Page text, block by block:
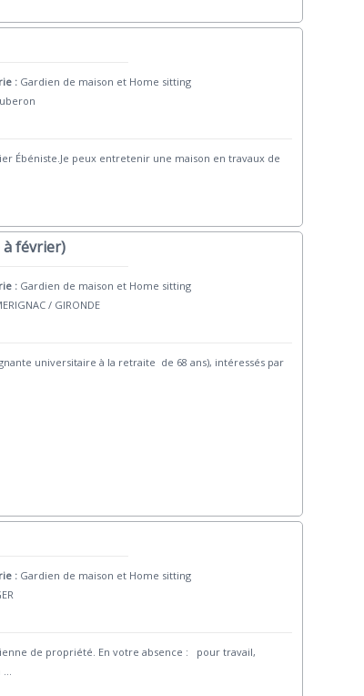
: Gardien de maison et Home sitting
Ébéniste.Je peux entretenir une maison en travaux de
à février)
: Gardien de maison et Home sitting
/ GIRONDE
universitaire à la retraite de 68 ans), intéressés par
: Gardien de maison et Home sitting
de propriété. En votre absence : pour travail,
...